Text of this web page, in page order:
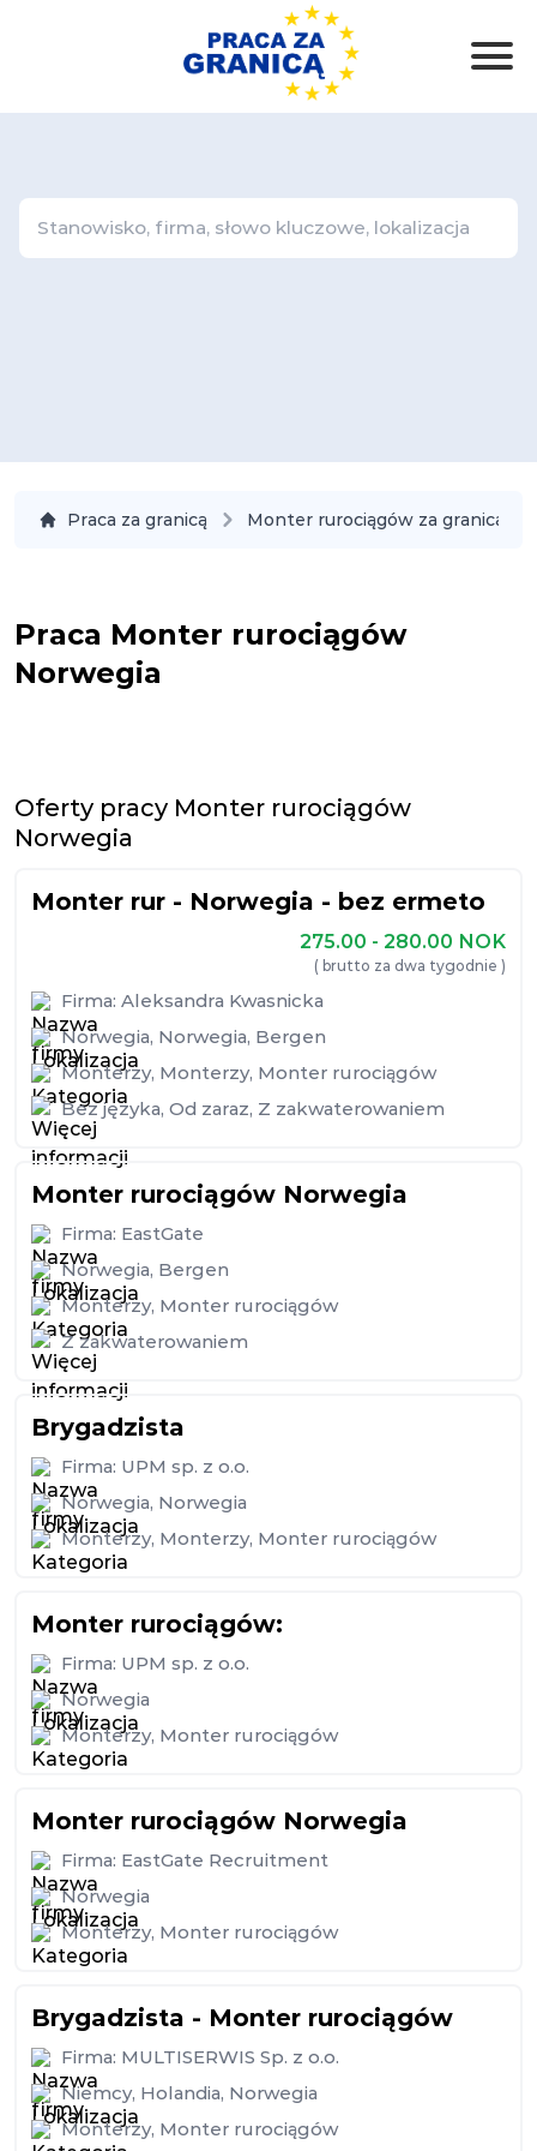
Praca za granicą Monter rurociągów za granicą
Praca Monter rurociągów
Norwegia
Oferty pracy Monter rurociągów
Norwegia
Monter rur - Norwegia - bez ermeto
275.00 - 280.00 NOK
( brutto za dwa tygodnie )
Firma: Aleksandra Kwasnicka
Norwegia, Norwegia, Bergen
Monterzy, Monterzy, Monter rurociągów
Bez języka, Od zaraz, Z zakwaterowaniem
Monter rurociągów Norwegia
Firma: EastGate
Norwegia, Bergen
Monterzy, Monter rurociągów
Z zakwaterowaniem
Brygadzista
Firma: UPM sp. z o.o.
Norwegia, Norwegia
Monterzy, Monterzy, Monter rurociągów
Monter rurociągów:
Firma: UPM sp. z o.o.
Norwegia
Monterzy, Monter rurociągów
Monter rurociągów Norwegia
Firma: EastGate Recruitment
Norwegia
Monterzy, Monter rurociągów
Brygadzista - Monter rurociągów
Firma: MULTISERWIS Sp. z o.o.
Niemcy, Holandia, Norwegia
Monterzy, Monter rurociągów